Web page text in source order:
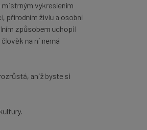
vykreslením
přírodním živlu a osobní
způsobem uchopil
na ni nemá
aniž byste si